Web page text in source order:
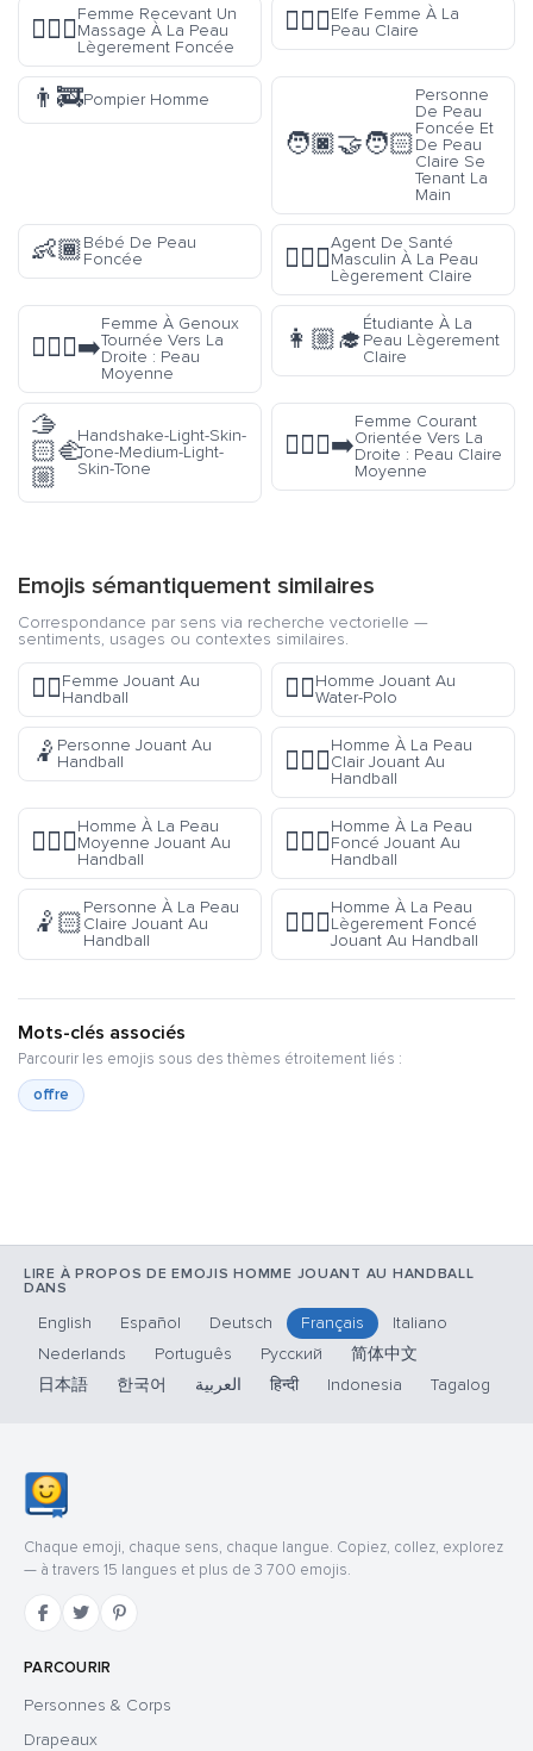
💆🏾‍♀️
Femme Recevant Un
Massage À La Peau
Lègerement Foncée
🧝🏻‍♀️Elfe Femme À La
Peau Claire
👨‍🚒Pompier Homme
🧑🏿‍🤝‍🧑🏻
Personne
De Peau
Foncée Et
De Peau
Claire Se
Tenant La
Main
👶🏾Bébé De Peau
Foncée
👨🏼‍⚕️
Agent De Santé
Masculin À La Peau
Lègerement Claire
🧎🏽‍♀️‍➡️
Femme À Genoux
Tournée Vers La
Droite : Peau
Moyenne
👩🏼‍🎓
Étudiante À La
Peau Lègerement
Claire
🫱
🏻‍🫲
🏼
Handshake-Light-Skin-
Tone-Medium-Light-
Skin-Tone
🏃🏼‍♀️‍➡️
Femme Courant
Orientée Vers La
Droite : Peau Claire
Moyenne
Emojis sémantiquement similaires
Correspondance par sens via recherche vectorielle —
sentiments, usages ou contextes similaires.
🤾‍♀️Femme Jouant Au
Handball
🤽‍♂️Homme Jouant Au
Water-Polo
🤾 Personne Jouant Au
Handball
🤾🏻‍♂️
Homme À La Peau
Clair Jouant Au
Handball
🤾🏽‍♂️
Homme À La Peau
Moyenne Jouant Au
Handball
🤾🏿‍♂️
Homme À La Peau
Foncé Jouant Au
Handball
🤾🏻
Personne À La Peau
Claire Jouant Au
Handball
🤾🏾‍♂️
Homme À La Peau
Lègerement Foncé
Jouant Au Handball
Mots-clés associés
Parcourir les emojis sous des thèmes étroitement liés :
offre
LIRE À PROPOS DE EMOJIS HOMME JOUANT AU HANDBALL
DANS
English Español Deutsch Français
Italiano
Nederlands
Português Русский
简体中文
日本語
한국어 العربية हिन्दी Indonesia Tagalog
Chaque emoji, chaque sens, chaque langue. Copiez, collez, explorez
— à travers 15 langues et plus de 3 700 emojis.
PARCOURIR
Personnes & Corps
Drapeaux